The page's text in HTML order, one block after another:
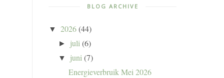
BLOG ARCHIVE
▼ 2026(44)
► juli (6)
▼ juni (7)
Energieverbruik Mei 2026